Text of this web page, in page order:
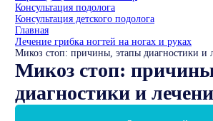
Консультация подолога
Консультация детского подолога
Главная
Лечение грибка ногтей на ногах и руках
Микоз стоп: причины, этапы диагностики и
Микоз стоп:
диагностики и